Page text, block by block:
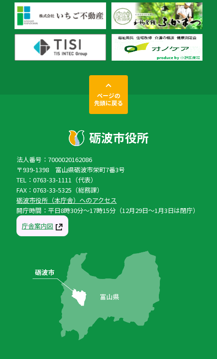
ページの
先頭に戻る
法人番号：7000020162086
〒939-1398 富山県砺波市栄町7番3号
TEL：0763-33-1111（代表）
FAX：0763-33-5325（総務課）
砺波市役所（本庁舎）へのアクセス
開庁時間：平日8時30分〜17時15分（12月29日〜1月3日は閉庁）
庁舎案内図